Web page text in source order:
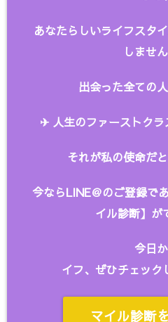
あなたらしいライフスタ
しませ
出会った全ての人
✈︎ 人生のファーストク
それが私の使命だ
今ならLINE＠のご登録で
イル診断】が
今日
イフ、ぜひチェック
マイル診断